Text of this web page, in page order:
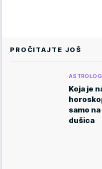
PROČITAJTE JOŠ
Koja je
samo
dušica